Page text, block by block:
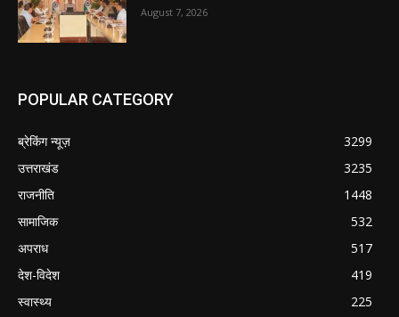
August 7, 2026
POPULAR CATEGORY
ब्रेकिंग न्यूज़
3299
उत्तराखंड
3235
राजनीति
1448
सामाजिक
532
अपराध
517
देश-विदेश
419
स्वास्थ्य
225